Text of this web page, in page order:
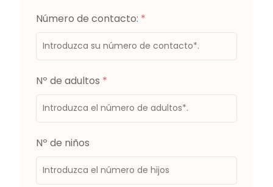
Número de contacto: *
Nº de adultos *
Nº de niños